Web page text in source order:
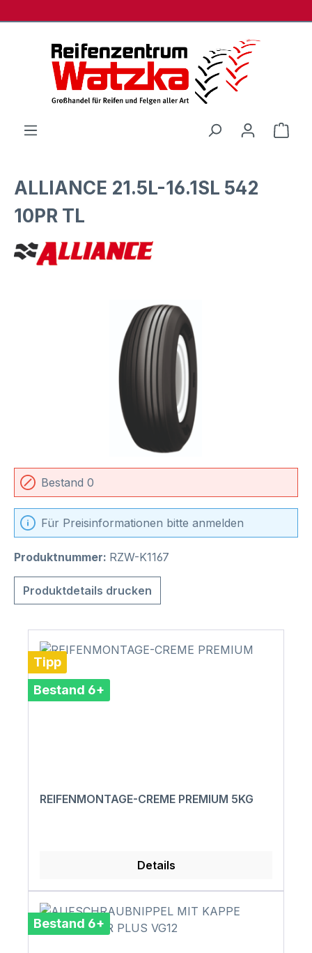
ALLIANCE 21.5L-16.1SL 542
10PR TL
Bildergalerie überspringen
Bestand 0
Für Preisinformationen bitte anmelden
Produktnummer: RZW-K1167
Produktdetails drucken
Tipp
Bestand 6+
REIFENMONTAGE-CREME PREMIUM 5KG
Details
Bestand 6+